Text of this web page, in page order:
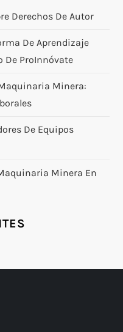
Derechos De Autor
De Aprendizaje
De ProInnóvate
Minera:
De Equipos
Minera En